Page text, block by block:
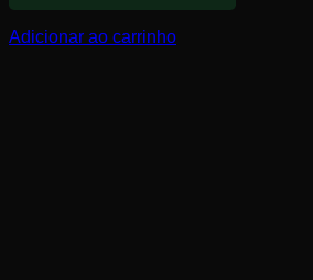
Adicionar ao carrinho